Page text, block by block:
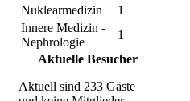
Nuklearmedizin
1
Innere Medizin -
Nephrologie
1
Aktuelle Besucher
Aktuell sind 233 Gäste